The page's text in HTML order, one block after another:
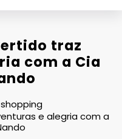
traz
com a Cia
shopping
e alegria com a